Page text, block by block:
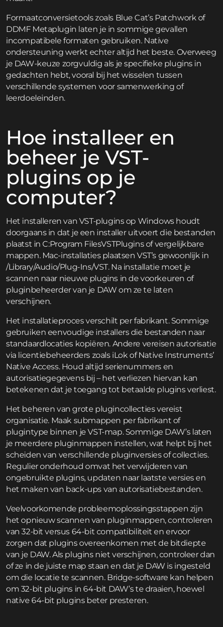
Formaatconversietools zoals Blue Cat’s Patchwork of
DDMF Metaplugin laten je in sommige gevallen
incompatibele formaten gebruiken. Native
ondersteuning werkt echter altijd het beste. Overweeg
je DAW-keuze zorgvuldig als je specifieke plugins in
gedachten hebt, vooral bij het wisselen tussen
verschillende systemen voor samenwerking of
leerdoeleinden.
Hoe installeer en
beheer je VST-
plugins op je
computer?
Het installeren van VST-plugins op Windows houdt
doorgaans in dat je een installer uitvoert die bestanden
plaatst in C:Program FilesVSTPlugins of vergelijkbare
mappen. Mac-installaties plaatsen VST’s gewoonlijk in
/Library/Audio/Plug-Ins/VST. Na installatie moet je
scannen naar nieuwe plugins in de voorkeuren of
pluginbeheerder van je DAW om ze te laten
verschijnen.
Het installatieproces verschilt per fabrikant. Sommige
gebruiken eenvoudige installers die bestanden naar
standaardlocaties kopiëren. Andere vereisen autorisatie
via licentiebeheerders zoals iLok of Native Instruments’
Native Access. Houd altijd serienummers en
autorisatiegegevens bij – het verliezen hiervan kan
betekenen dat je toegang tot betaalde plugins verliest.
Het beheren van grote plugincollecties vereist
organisatie. Maak submappen per fabrikant of
plugintype binnen je VST-map. Sommige DAW’s laten
je meerdere pluginmappen instellen, wat helpt bij het
scheiden van verschillende pluginversies of collecties.
Regulier onderhoud omvat het verwijderen van
ongebruikte plugins, updaten naar laatste versies en
het maken van back-ups van autorisatiebestanden.
Veelvoorkomende probleemoplossingsstappen zijn
het opnieuw scannen van pluginmappen, controleren
van 32-bit versus 64-bit compatibiliteit en ervoor
zorgen dat plugins overeenkomen met de bitdiepte
van je DAW. Als plugins niet verschijnen, controleer dan
of ze in de juiste map staan en dat je DAW is ingesteld
om die locatie te scannen. Bridge-software kan helpen
om 32-bit plugins in 64-bit DAW’s te draaien, hoewel
native 64-bit plugins beter presteren.